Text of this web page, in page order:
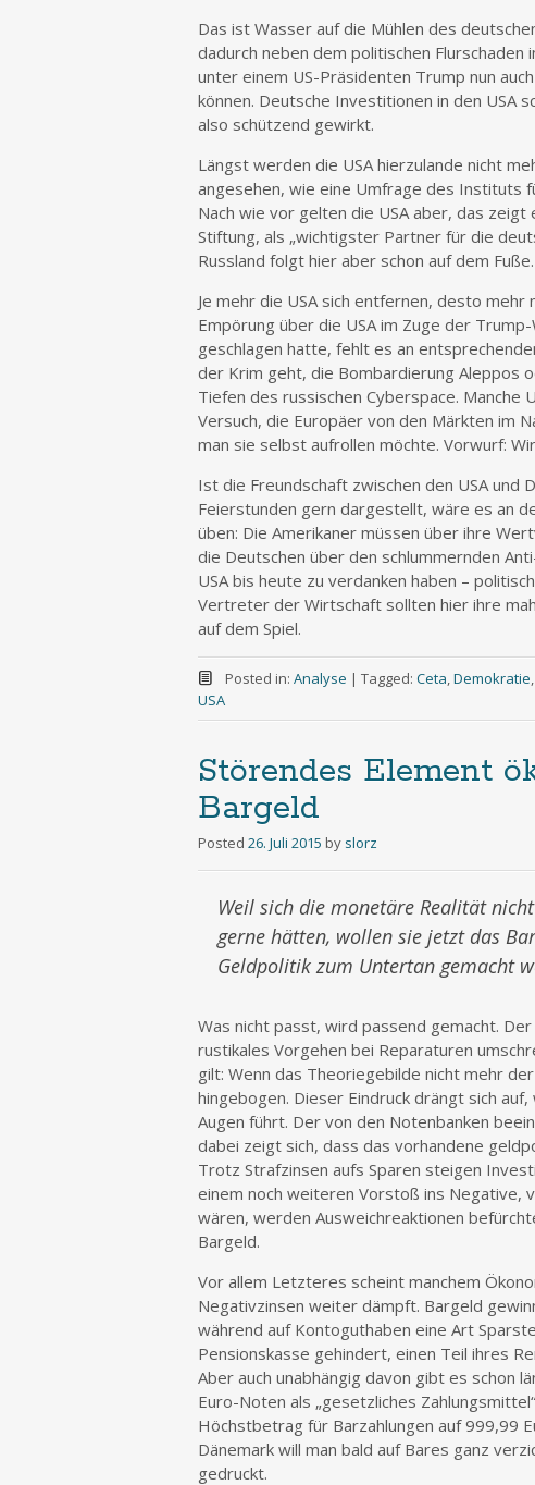
Das ist Wasser auf die Mühlen des
dadurch neben dem politischen
unter einem US-Präsidenten Trump nun
können. Deutsche Investitionen in den USA
also schützend gewirkt.
Längst werden die USA hierzulande nicht
angesehen, wie eine Umfrage des Instituts
Nach wie vor gelten die USA aber, das
Stiftung, als „wichtigster Partner für die
Russland folgt hier aber schon auf dem Fuße.
Je mehr die USA sich entfernen, desto
Empörung über die USA im Zuge der
geschlagen hatte, fehlt es an
der Krim geht, die Bombardierung Aleppos
Tiefen des russischen Cyberspace. Manche
Versuch, die Europäer von den Märkten im
man sie selbst aufrollen möchte. Vorwurf:
Ist die Freundschaft zwischen den USA und
Feierstunden gern dargestellt, wäre es an
üben: Die Amerikaner müssen über ihre
die Deutschen über den schlummernden
USA bis heute zu verdanken haben –
Vertreter der Wirtschaft sollten hier ihre
auf dem Spiel.
Posted in: Analyse | Tagged: Ceta,Demokratie,
USA
Störendes Element
Bargeld
Posted 26. Juli 2015 by slorz
Weil sich die monetäre Realität
gerne hätten, wollen sie jetzt das
Geldpolitik zum Untertan gemacht
Was nicht passt, wird passend gemacht.
rustikales Vorgehen bei Reparaturen
gilt: Wenn das Theoriegebilde nicht mehr
hingebogen. Dieser Eindruck drängt sich
Augen führt. Der von den Notenbanken
dabei zeigt sich, dass das vorhandene
Trotz Strafzinsen aufs Sparen steigen
einem noch weiteren Vorstoß ins Negative,
wären, werden Ausweichreaktionen
Bargeld.
Vor allem Letzteres scheint manchem
Negativzinsen weiter dämpft. Bargeld
während auf Kontoguthaben eine Art
Pensionskasse gehindert, einen Teil ihres
Aber auch unabhängig davon gibt es schon
Euro-Noten als „gesetzliches
Höchstbetrag für Barzahlungen auf 999,99
Dänemark will man bald auf Bares ganz
gedruckt.